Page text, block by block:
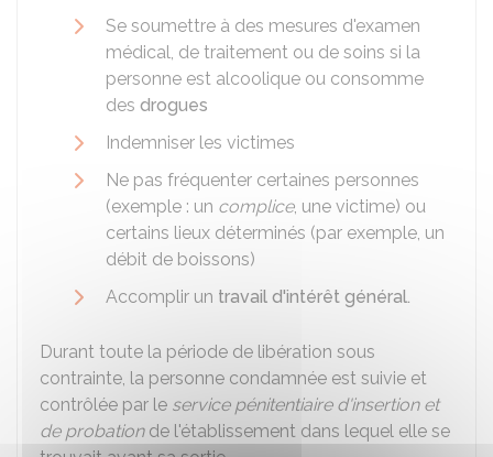
Se soumettre à des mesures d'examen
médical, de traitement ou de soins si la
personne est alcoolique ou consomme
des drogues
Indemniser les victimes
Ne pas fréquenter certaines personnes
(exemple : un complice, une victime) ou
certains lieux déterminés (par exemple, un
débit de boissons)
Accomplir un travail d'intérêt général.
Durant toute la période de libération sous
contrainte, la personne condamnée est suivie et
contrôlée par le service pénitentiaire d'insertion et
de probationde l'établissement dans lequel elle se